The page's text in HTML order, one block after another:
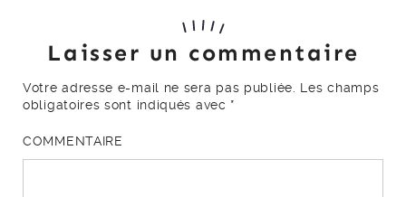
Laisser un commentaire
Votre adresse e-mail ne sera pas publiée. Les champs
obligatoires sont indiqués avec *
COMMENTAIRE